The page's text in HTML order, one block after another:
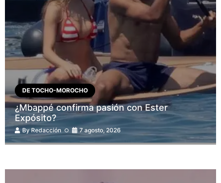
DE TOCHO-MOROCHO
¿Mbappé confirma pasión con Ester
Expósito?
By Redacción 7 agosto, 2026